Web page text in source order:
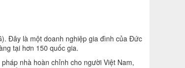
Đây là một doanh nghiệp gia đình của Đức
tại hơn 150 quốc gia.
nhà hoàn chỉnh cho người Việt Nam,